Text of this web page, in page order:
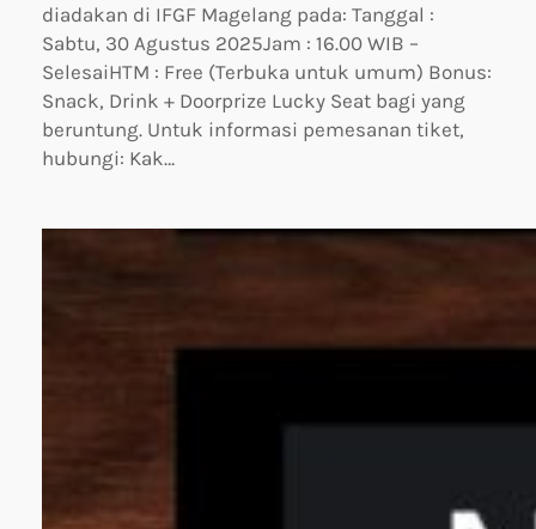
diadakan di IFGF Magelang pada: Tanggal :
Sabtu, 30 Agustus 2025Jam : 16.00 WIB –
SelesaiHTM : Free (Terbuka untuk umum) Bonus:
Snack, Drink + Doorprize Lucky Seat bagi yang
beruntung. Untuk informasi pemesanan tiket,
hubungi: Kak…